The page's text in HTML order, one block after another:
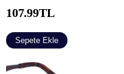
107.99TL
Sepete Ekle